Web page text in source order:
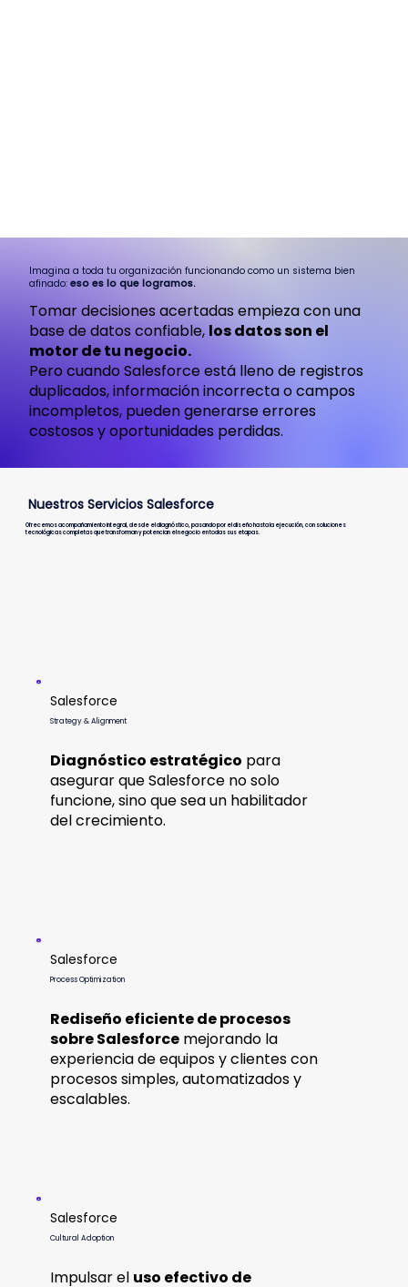
Imagina a toda tu organización funcionando como un sistema bien
afinado: eso es lo que logramos.
Tomar decisiones acertadas empieza con una
base de datos confiable, los datos son el
motor de tu negocio.
Pero cuando Salesforce está lleno de registros
duplicados, información incorrecta o campos
incompletos, pueden generarse errores
costosos y oportunidades perdidas.
Nuestros Servicios Salesforce
Ofrecemos acompañamiento integral, desde el diagnóstico, pasando por el diseño hasta la ejecución, con soluciones
tecnológicas completas que transforman y potencian el negocio en todas sus etapas.
Salesforce
Strategy & Alignment
Diagnóstico estratégico para
asegurar que Salesforce no solo
funcione, sino que sea un habilitador
del crecimiento.​
Salesforce
Process Optimization
Rediseño eficiente de procesos
sobre Salesforce mejorando la
experiencia de equipos y clientes con
procesos simples, automatizados y
escalables.
Salesforce
Cultural Adoption
Impulsar el uso efectivo de